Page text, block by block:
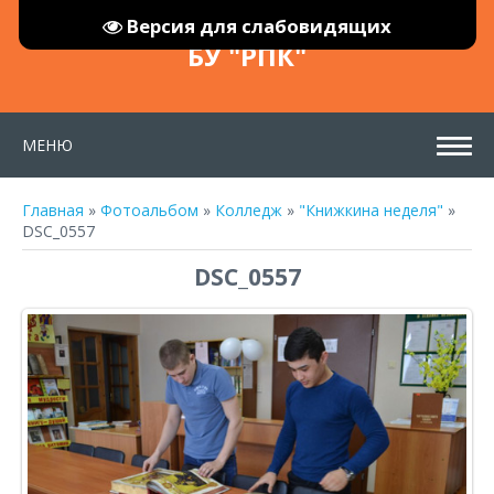
Версия для слабовидящих
БУ "РПК"
МЕНЮ
Главная » Фотоальбом » Колледж » "Книжкина неделя" »
DSC_0557
DSC_0557